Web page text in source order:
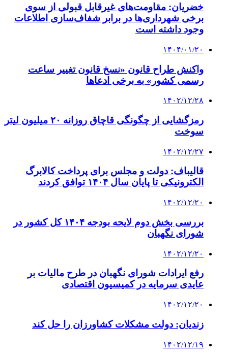
خضریان: مقاومت‌های غیرقابل قبولی از سوی
برخی شهرداری‌ها در برابر شفاف‌سازی اطلاعات
وجود داشته است
۱۴۰۴/۰۱/۲۰
واکنش طراح قانون «نسخ قانون تغییر ساعت
رسمی کشور» به برخی ادعاها
۱۴۰۲/۱۲/۲۸
رمزگشایی از چگونگی قاچاق روزانه ۲۰ میلیون لیتر
سوخت
۱۴۰۲/۱۲/۲۷
قالیباف: دولت و مجلس برای پرداخت کالابرگ
الکترونیکی تا پایان سال ۱۴۰۴ توافق کردند
۱۴۰۲/۱۲/۲۰
بررسی بخش دوم لایحه بودجه ۱۴۰۴ کل کشور در
شورای نگهبان
۱۴۰۲/۱۲/۲۰
رفع ایرادات شورای نگهبان در طرح مالیات بر
عایدی سرمایه در کمیسیون اقتصادی
۱۴۰۲/۱۲/۲۰
زندیان: دولت مشکلات کشاورزان را حل کند
۱۴۰۲/۱۲/۱۹